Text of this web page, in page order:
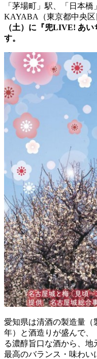
「茅場町」駅、「日本
KAYABA（東京都中央区
（土）に『兜LIVE! あ
す。
愛知県は清酒の製造量（
年）と酒造りが盛んで、
る濃醇旨口な酒から、地
最高のバランス・味わい